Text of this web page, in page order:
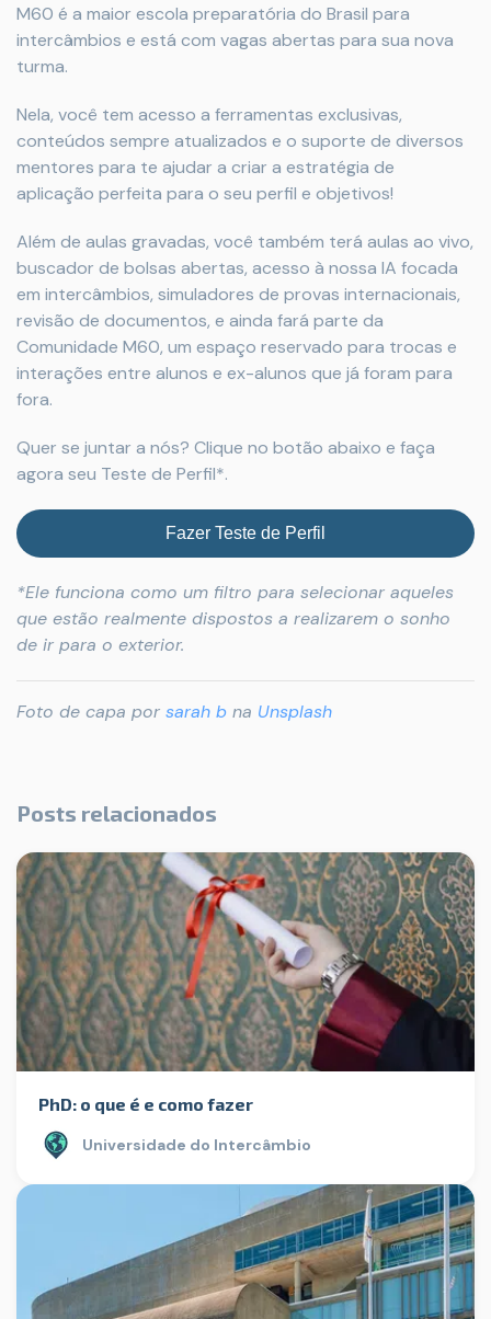
M60 é a maior escola preparatória do Brasil para
intercâmbios e está com vagas abertas para sua nova
turma.
Nela, você tem acesso a ferramentas exclusivas,
conteúdos sempre atualizados e o suporte de diversos
mentores para te ajudar a criar a estratégia de
aplicação perfeita para o seu perfil e objetivos!
Além de aulas gravadas, você também terá aulas ao vivo,
buscador de bolsas abertas, acesso à nossa IA focada
em intercâmbios, simuladores de provas internacionais,
revisão de documentos, e ainda fará parte da
Comunidade M60, um espaço reservado para trocas e
interações entre alunos e ex-alunos que já foram para
fora.
Quer se juntar a nós? Clique no botão abaixo e faça
agora seu Teste de Perfil*.
Fazer Teste de Perfil
*Ele funciona como um filtro para selecionar aqueles
que estão realmente dispostos a realizarem o sonho
de ir para o exterior.
Foto de capa por sarah b na Unsplash
Posts relacionados
PhD: o que é e como fazer
Universidade do Intercâmbio